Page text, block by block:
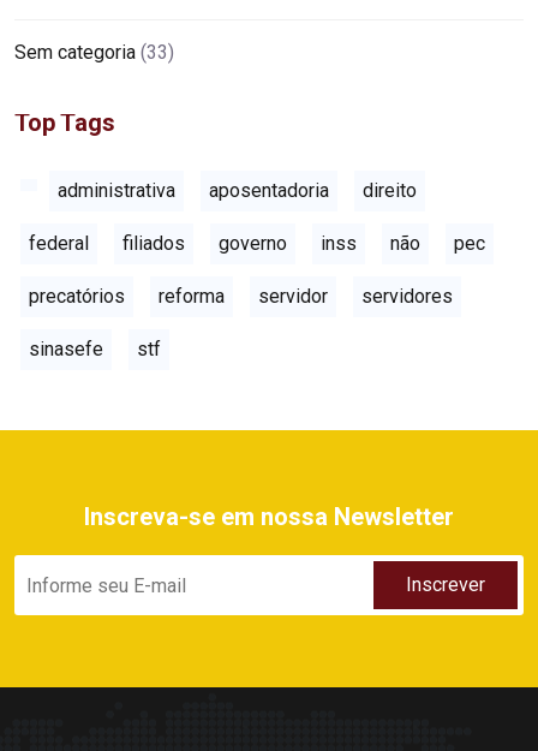
Sem categoria (33)
Top Tags
administrativa aposentadoria direito
federal filiados governo inss não pec
precatórios reforma servidor servidores
sinasefe stf
Inscreva-se em nossa Newsletter